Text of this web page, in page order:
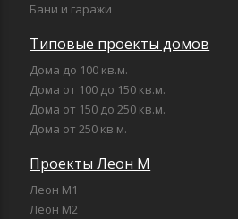
Бани и гаражи
Типовые проекты домов
Дома до 100 кв.м.
Дома от 100 до 150 кв.м.
Дома от 150 до 250 кв.м.
Дома от 250 кв.м.
Проекты Леон М
Леон М1
Леон М2